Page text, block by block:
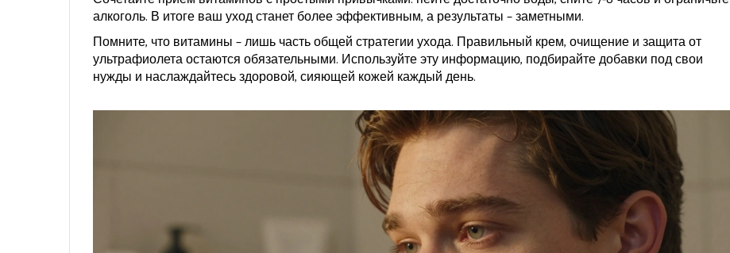
алкоголь. В итоге ваш уход станет более эффективным, а результаты – заметными.
Помните, что витамины – лишь часть общей стратегии ухода. Правильный крем, очищение и защита от
ультрафиолета остаются обязательными. Используйте эту информацию, подбирайте добавки под свои
нужды и наслаждайтесь здоровой, сияющей кожей каждый день.